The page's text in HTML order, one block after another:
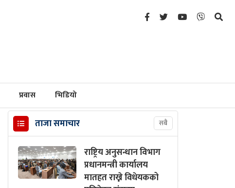
प्रवास भिडियो
ताजा समाचार सबै
राष्ट्रिय अनुसन्धान विभाग
प्रधानमन्त्री कार्यालय
मातहत राख्ने विधेयकको